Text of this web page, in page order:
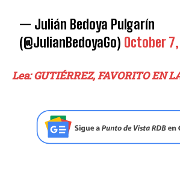
— Julián Bedoya Pulgarín
(@JulianBedoyaGo) October
Lea: GUTIÉRREZ, FAVORITO EN